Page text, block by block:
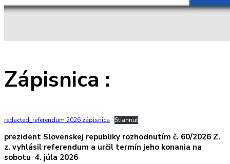
Zápisnica :
redacted_referendum 2026 zápisnica Stiahnuť
prezident Slovenskej republiky rozhodnutím č. 60/2026 Z.
z. vyhlásil referendum a určil termín jeho konania na
sobotu 4. júla 2026